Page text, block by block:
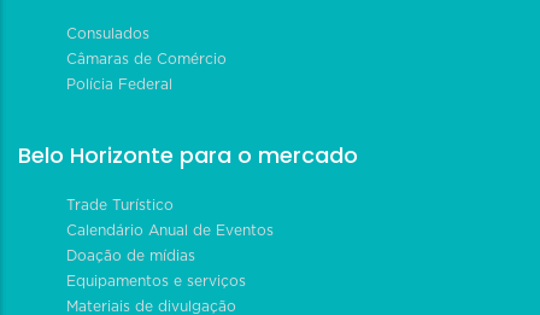
Consulados
Câmaras de Comércio
Polícia Federal
Belo Horizonte para o mercado
Trade Turístico
Calendário Anual de Eventos
Doação de mídias
Equipamentos e serviços
Materiais de divulgação